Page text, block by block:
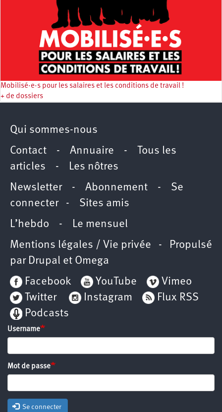
Mobilisé·e·s pour les salaires et les conditions de travail !
+ de dossiers
Qui sommes-nous
Contact - Annuaire -
Tous les
articles - Les nôtres
Newsletter- Abonnement - Se
connecter- Sites amis
L’hebdo - Le mensuel
Mentions légales / Vie privée - Propulsé
par Drupal et Omega
Facebook
YouTube
Vimeo
Twitter
Instagram
Flux RSS
Podcasts
Username
Mot de passe
Se connecter